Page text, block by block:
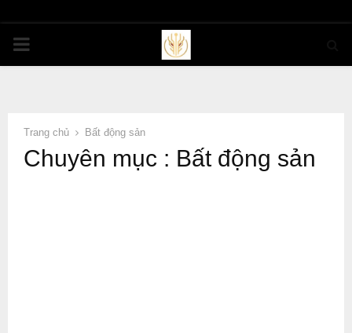
PRIMARY
Trang chủ Bất động sản
Chuyên mục : Bất động sản